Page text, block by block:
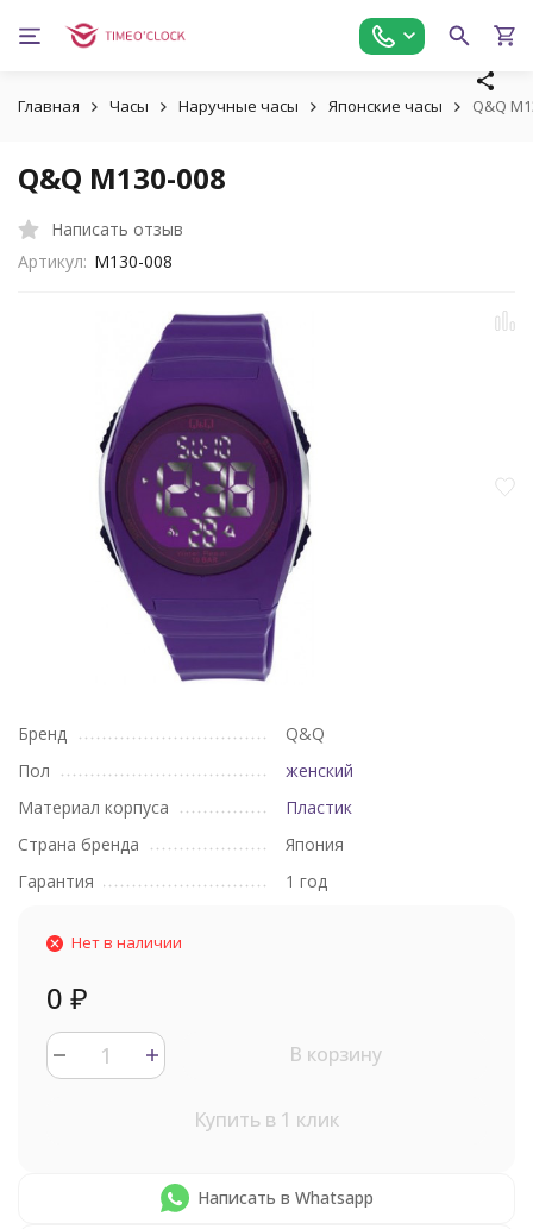
Главная Часы Наручные часы Японские часы Q&Q
Q&Q M130-008
Написать отзыв
Артикул: M130-008
Бренд
Q&Q
Пол
женский
Материал корпуса
Пластик
Страна бренда
Япония
Гарантия
1 год
Нет в наличии
0 ₽
В корзину
Купить в 1 клик
Написать в Whatsapp